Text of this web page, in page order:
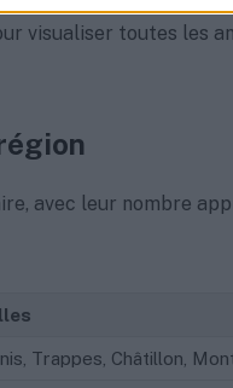
visualiser toutes les
avec leur nombre
Trappes, Châtillon,